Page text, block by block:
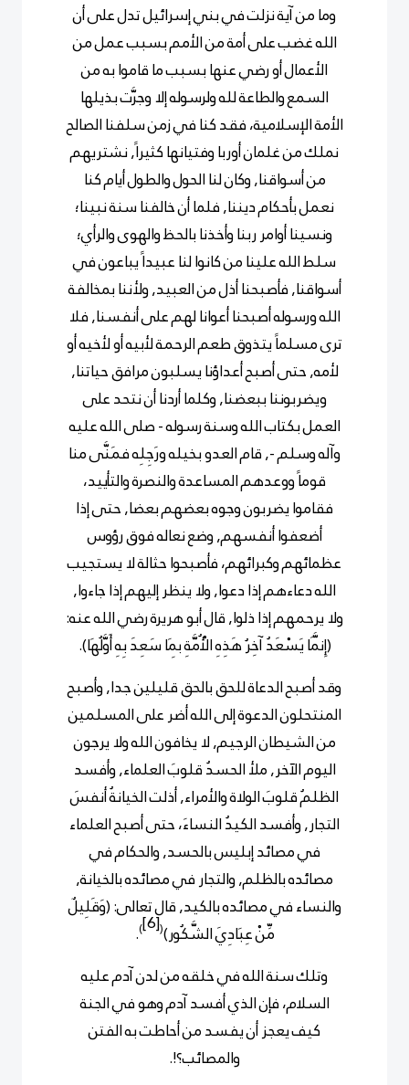
وما من آية نزلت في بني إسرائيل تدل على أن
الله غضب على أمة من الأمم بسبب عمل من
الأعمال أو رضي عنها بسبب ما قاموا به من
السمع والطاعة لله ولرسوله إلا وجرَّت بذيلها
الأمة الإسلامية، فقد كنا في زمن سلفنا الصالح
نملك من غلمان أوربا وفتيانها كثيراً, نشتريهم
من أسواقنا, وكان لنا الحول والطول أيام كنا
نعمل بأحكام ديننا, فلما أن خالفنا سنة نبينا؛
ونسينا أوامر ربنا وأخذنا بالحظ والهوى والرأي؛
سلط الله علينا من كانوا لنا عبيداً يباعون في
أسواقنا, فأصبحنا أذل من العبيد, ولأننا بمخالفة
الله ورسوله أصبحنا أعوانا لهم على أنفسنا, فلا
ترى مسلماً يتذوق طعم الرحمة لأبيه أو لأخيه أو
لأمه, حتى أصبح أعداؤنا يسلبون مرافق حياتنا,
ويضربوننا ببعضنا, وكلما أردنا أن نتحد على
العمل بكتاب الله وسنة رسوله- صلى الله عليه
وآله وسلم -, قام العدو بخيله ورَجِلِه فمَنَّى منا
قوماً ووعدهم المساعدة والنصرة والتأييد،
فقاموا يضربون وجوه بعضهم بعضا, حتى إذا
أضعفوا أنفسهم, وضع نعاله فوق رؤوس
عظمائهم وكبرائهم، فأصبحوا حثالة لا يستجيب
الله دعاءهم إذا دعوا, ولا ينظر إليهم إذا جاءوا,
ولا يرحمهم إذا ذلوا, قال أبو هريرة رضي الله عنه:
(إِنَّمَا يَسْعَدُ آخِرُ هَذِهِ الْأُمَّةِ بِمَا سَعِدَ بِهِ أَوَّلُهَا).
وقد أصبح الدعاة للحق بالحق قليلين جدا, وأصبح
المنتحلون الدعوة إلى الله أضر على المسلمين
من الشيطان الرجيم, لا يخافون الله ولا يرجون
اليوم الآخر, ملأ الحسدُ قلوبَ العلماء, وأفسد
الظلمُ قلوبَ الولاة والأمراء, أذلت الخيانةُ أنفسَ
التجار, وأفسد الكيدُ النساءَ، حتى أصبح العلماء
في مصائد إبليس بالحسد, والحكام في
مصائده بالظلم, والتجار في مصائده بالخيانة,
والنساء في مصائده بالكيد, قال تعالى: (وَقَلِيلٌ
مِّنْ عِبَادِيَ الشَّكُور)(
[6]
)
.
وتلك سنة الله في خلقه من لدن آدم عليه
السلام، فإن الذي أفسد آدم وهو في الجنة
كيف يعجز أن يفسد من أحاطت به الفتن
والمصائب؟!.